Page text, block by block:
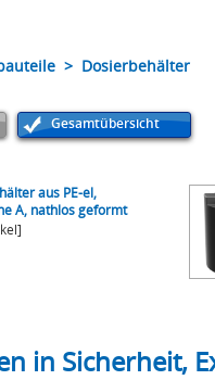
> Dosierbehälter
Gesamtübersicht
aus PE-el,
A, nathlos geformt
in Sicherheit,